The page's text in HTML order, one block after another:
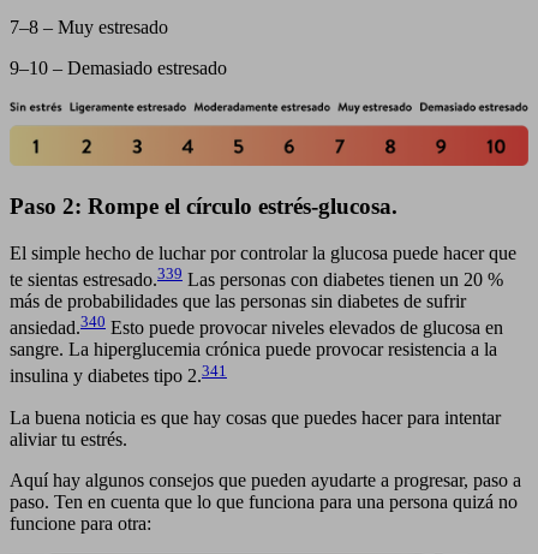
7–8 – Muy estresado
9–10 – Demasiado estresado
Paso 2: Rompe el círculo estrés-glucosa.
El simple hecho de luchar por controlar la glucosa puede hacer que
te sientas estresado.339 Las personas con diabetes tienen un 20 %
más de probabilidades que las personas sin diabetes de sufrir
ansiedad.340 Esto puede provocar niveles elevados de glucosa en
sangre. La hiperglucemia crónica puede provocar resistencia a la
insulina y diabetes tipo 2.341
La buena noticia es que hay cosas que puedes hacer para intentar
aliviar tu estrés.
Aquí hay algunos consejos que pueden ayudarte a progresar, paso a
paso. Ten en cuenta que lo que funciona para una persona quizá no
funcione para otra: